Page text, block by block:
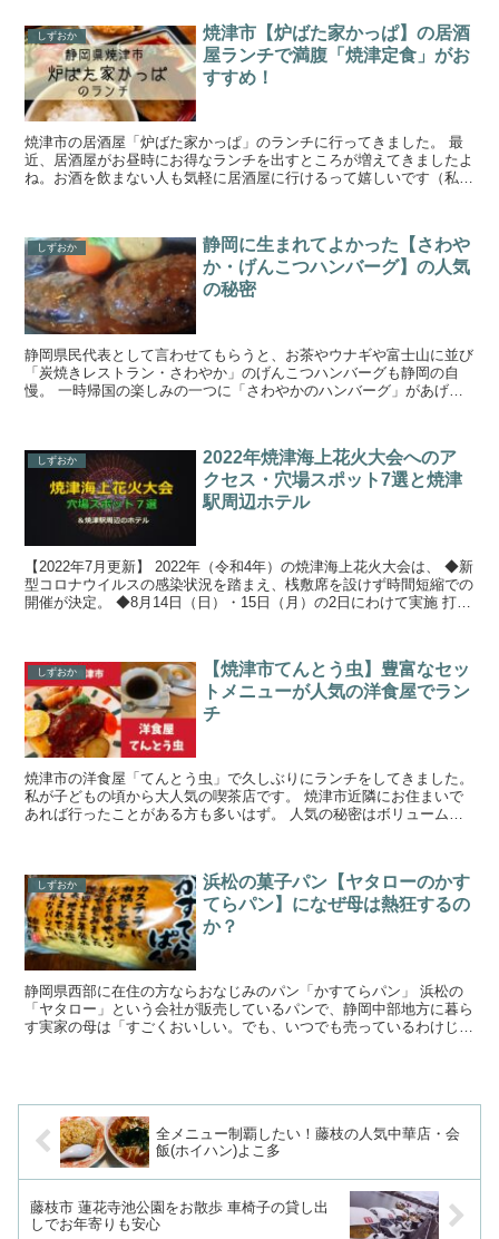
しずおか
焼津市【炉ばた家かっぱ】の居酒
屋ランチで満腹「焼津定食」がお
すすめ！
焼津市の居酒屋「炉ばた家かっぱ」のランチに行ってきました。 最
近、居酒屋がお昼時にお得なランチを出すところが増えてきましたよ
ね。お酒を飲まない人も気軽に居酒屋に行けるって嬉しいです（私、
しずおか
静岡に生まれてよかった【さわや
か・げんこつハンバーグ】の人気
の秘密
静岡県民代表として言わせてもらうと、お茶やウナギや富士山に並び
「炭焼きレストラン・さわやか」のげんこつハンバーグも静岡の自
慢。 一時帰国の楽しみの一つに「さわやかのハンバーグ」があげら
しずおか
2022年焼津海上花火大会へのア
クセス・穴場スポット7選と焼津
駅周辺ホテル
【2022年7月更新】 2022年（令和4年）の焼津海上花火大会は、 ◆新
型コロナウイルスの感染状況を踏まえ、桟敷席を設けず時間短縮での
開催が決定。 ◆8月14日（日）・15日（月）の2日にわけて実施 打上
しずおか
【焼津市てんとう虫】豊富なセッ
トメニューが人気の洋食屋でラン
チ
焼津市の洋食屋「てんとう虫」で久しぶりにランチをしてきました。
私が子どもの頃から大人気の喫茶店です。 焼津市近隣にお住まいで
あれば行ったことがある方も多いはず。 人気の秘密はボリュームた
しずおか
浜松の菓子パン【ヤタローのかす
てらパン】になぜ母は熱狂するの
か？
静岡県西部に在住の方ならおなじみのパン「かすてらパン」 浜松の
「ヤタロー」という会社が販売しているパンで、静岡中部地方に暮ら
す実家の母は「すごくおいしい。でも、いつでも売っているわけじゃ
全メニュー制覇したい！藤枝の人気中華店・会
飯(ホイハン)よこ多
藤枝市 蓮花寺池公園をお散歩 車椅子の貸し出
しでお年寄りも安心